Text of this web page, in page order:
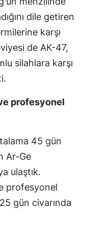
dile getiren
karşı
de AK-47,
silahlara karşı
profesyonel
45 gün
Ar-Ge
ulaştık.
profesyonel
gün civarında